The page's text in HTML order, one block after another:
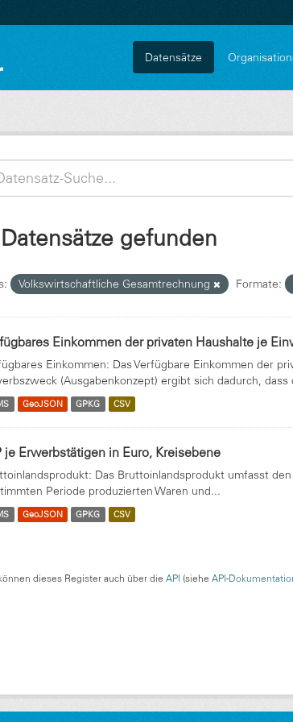
Datensätze
gefunden
Volkswirtschaftliche Gesamtrechnung Formate:
Einkommen der privaten Haushalte je
Einkommen: Das Verfügbare Einkommen der
(Ausgabenkonzept) ergibt sich dadurch, dass
GeoJSON GPKG CSV
je Erwerbstätigen in Euro, Kreisebene
Das Bruttoinlandsprodukt umfasst
Periode produzierten Waren und...
GeoJSON GPKG CSV
dieses Register auch über die API (siehe API-